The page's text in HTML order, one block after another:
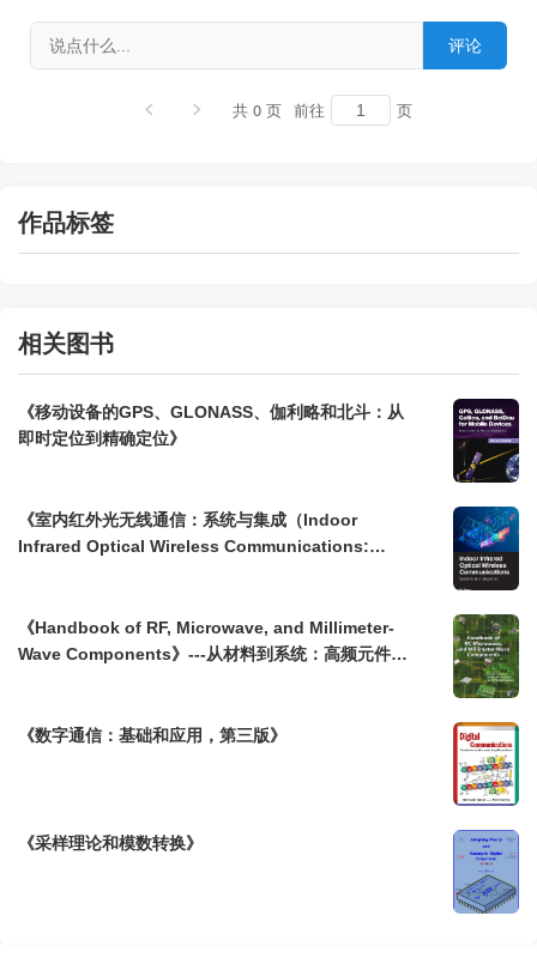
共 0 页 前往 页
作品标签
相关图书
《移动设备的GPS、GLONASS、伽利略和北斗：从
即时定位到精确定位》
《室内红外光无线通信：系统与集成（Indoor
Infrared Optical Wireless Communications:
《Handbook of RF, Microwave, and Millimeter-
Wave Components》---从材料到系统：高频元件实
《数字通信：基础和应用，第三版》
《采样理论和模数转换》